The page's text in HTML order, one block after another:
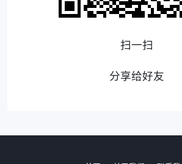
扫一扫
分享给好友